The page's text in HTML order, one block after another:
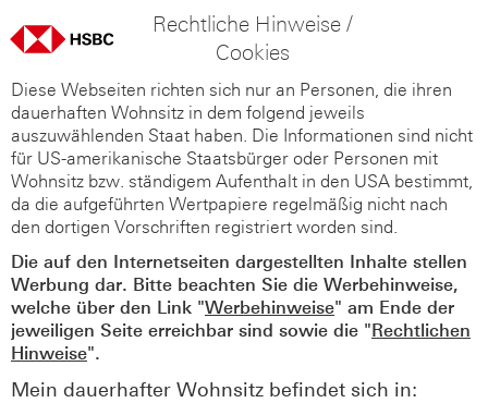
Rechtliche Hinweise /
Cookies
Diese Webseiten richten sich nur an Personen, die ihren
dauerhaften Wohnsitz in dem folgend jeweils
auszuwählenden Staat haben. Die Informationen sind nicht
für US-amerikanische Staatsbürger oder Personen mit
Wohnsitz bzw. ständigem Aufenthalt in den USA bestimmt,
da die aufgeführten Wertpapiere regelmäßig nicht nach
den dortigen Vorschriften registriert worden sind.
Die auf den Internetseiten dargestellten Inhalte stellen
Werbung dar. Bitte beachten Sie die Werbehinweise,
welche über den Link "Werbehinweise" am Ende der
jeweiligen Seite erreichbar sind sowie die "Rechtlichen
Hinweise".
Mein dauerhafter Wohnsitz befindet sich in: